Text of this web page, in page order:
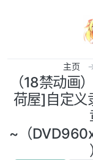
主页
（18禁动画
荷屋]自定义
~（